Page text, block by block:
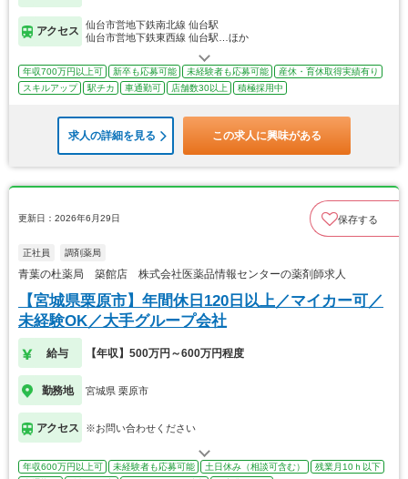
アクセス
仙台市営地下鉄南北線 仙台駅
仙台市営地下鉄東西線 仙台駅…ほか
年収700万円以上可 新卒も応募可能 未経験者も応募可能
産休・育休取得実績有り
スキルアップ
駅チカ 車通勤可 店舗数30以上 積極採用中
求人の詳細を見る この求人に興味がある
更新日：2026年6月29日 保存する
正社員 調剤薬局
青葉の杜薬局 築館店 株式会社医薬品情報センターの薬剤師求人
【宮城県栗原市】年間休日120日以上／マイカー可／
未経験OK／大手グループ会社
給与 【年収】500万円～600万円程度
勤務地 宮城県 栗原市
アクセス ※お問い合わせください
年収600万円以上可 未経験者も応募可能 土日休み（相談可含む）
残業月10ｈ以下